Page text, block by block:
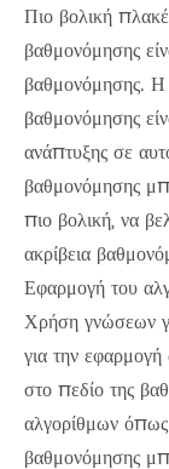
Πιο βολική
βαθμονόμησης
βαθμονόμησης.
βαθμονόμησης
ανάπτυξης σε
βαθμονόμησης
πιο βολική, να
ακρίβεια
Εφαρμογή του
Χρήση γνώσεων
για την
στο πεδίο της
αλγορίθμων
βαθμονόμησης